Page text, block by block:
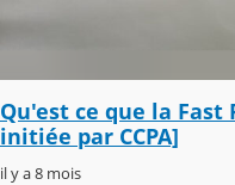
Qu'est ce que la Fast
initiée par CCPA]
il y a 8 mois